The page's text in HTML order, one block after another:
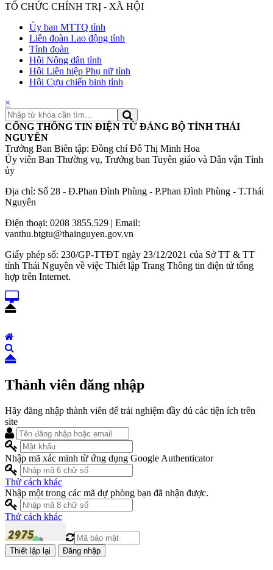
TỔ CHỨC CHÍNH TRỊ - XÃ HỘI
Ủy ban MTTQ tỉnh
Liên đoàn Lao động tỉnh
Tỉnh đoàn
Hội Nông dân tỉnh
Hội Liên hiệp Phụ nữ tỉnh
Hội Cựu chiến binh tỉnh
×
CỔNG THÔNG TIN ĐIỆN TỬ ĐẢNG BỘ TỈNH THÁI
NGUYÊN
Trưởng Ban Biên tập: Đồng chí Đỗ Thị Minh Hoa
Ủy viên Ban Thường vụ, Trưởng ban Tuyên giáo và Dân vận Tỉnh
ủy
Địa chỉ: Số 28 - Đ.Phan Đình Phùng - P.Phan Đình Phùng - T.Thái
Nguyên
Điện thoại: 0208 3855.529 | Email:
vanthu.btgtu@thainguyen.gov.vn
Giấy phép số: 230/GP-TTĐT ngày 23/12/2021 của Sở TT & TT
tỉnh Thái Nguyên về việc Thiết lập Trang Thông tin điện tử tổng
hợp trên Internet.
Thành viên đăng nhập
Hãy đăng nhập thành viên để trải nghiệm đầy đủ các tiện ích trên
site
Nhập mã xác minh từ ứng dụng Google Authenticator
Thử cách khác
Nhập một trong các mã dự phòng bạn đã nhận được.
Thử cách khác
Đăng nhập